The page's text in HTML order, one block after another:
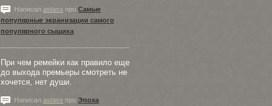
Написал astass про Самые
популярные экранизации самого
популярного сыщика
При чем ремейки как правило еще
до выхода премьеры смотреть не
хочется, нет души.
Написал astass про Эпоха